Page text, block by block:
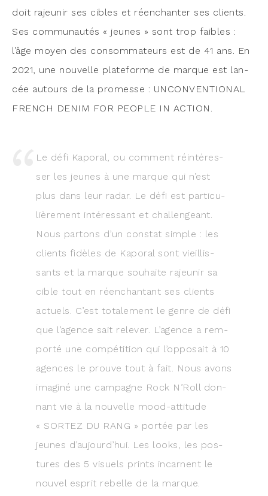
doit rajeu­nir ses cibles et réen­chan­ter ses clients.
Ses com­mu­nau­tés « jeunes » sont trop faibles :
l’âge moyen des consom­ma­teurs est de 41 ans. En
2021, une nou­velle pla­te­forme de marque est lan­
cée autours de la pro­messe : UNCONVENTIONAL
FRENCH DENIM FOR PEOPLE IN ACTION.
Le défi Kapo­ral, ou com­ment réin­té­res­
ser les jeunes à une marque qui n’est
plus dans leur radar. Le défi est par­ti­cu­
liè­re­ment inté­res­sant et chal­len­geant.
Nous par­tons d’un constat simple : les
clients fidèles de Kapo­ral sont vieillis­
sants et la marque sou­haite rajeu­nir sa
cible tout en réen­chan­tant ses clients
actuels. C’est tota­le­ment le genre de défi
que l’agence sait rele­ver. L’a­gence a rem­
por­té une com­pé­ti­tion qui l’op­po­sait à 10
agences le prouve tout à fait. Nous avons
ima­gi­né une cam­pagne Rock N’Roll don­
nant vie à la nou­velle mood-atti­tude
« SORTEZ DU RANG » por­tée par les
jeunes d’aujourd’hui. Les looks, les pos­
tures des 5 visuels prints incarnent le
nou­vel esprit rebelle de la marque.